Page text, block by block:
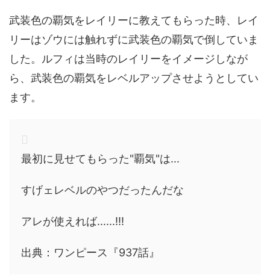
武装色の覇気をレイリーに教えてもらった時、レイ
リーはゾウには触れずに武装色の覇気で倒していま
した。ルフィは当時のレイリーをイメージしなが
ら、武装色の覇気をレベルアップさせようとしてい
ます。
最初に見せてもらった"覇気"は...
すげェレベルのやつだったんだな
アレが使えれば......!!!
出典：ワンピース『937話』